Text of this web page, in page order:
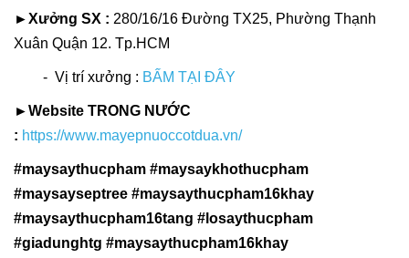
►Xưởng SX : 280/16/16 Đường TX25, Phường Thạnh
Xuân Quận 12. Tp.HCM
- Vị trí xưởng : BẤM TẠI ĐÂY
►Website TRONG NƯỚC
: https://www.mayepnuoccotdua.vn/
#maysaythucpham #maysaykhothucpham
#maysayseptree #maysaythucpham16khay
#maysaythucpham16tang #losaythucpham
#giadunghtg #maysaythucpham16khay